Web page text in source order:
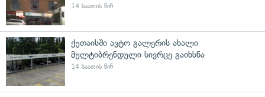
14 საათის წინ
ქუთაისში ავტო გალერის ახალი
მულტიბრენდული სივრცე გაიხსნა
14 საათის წინ